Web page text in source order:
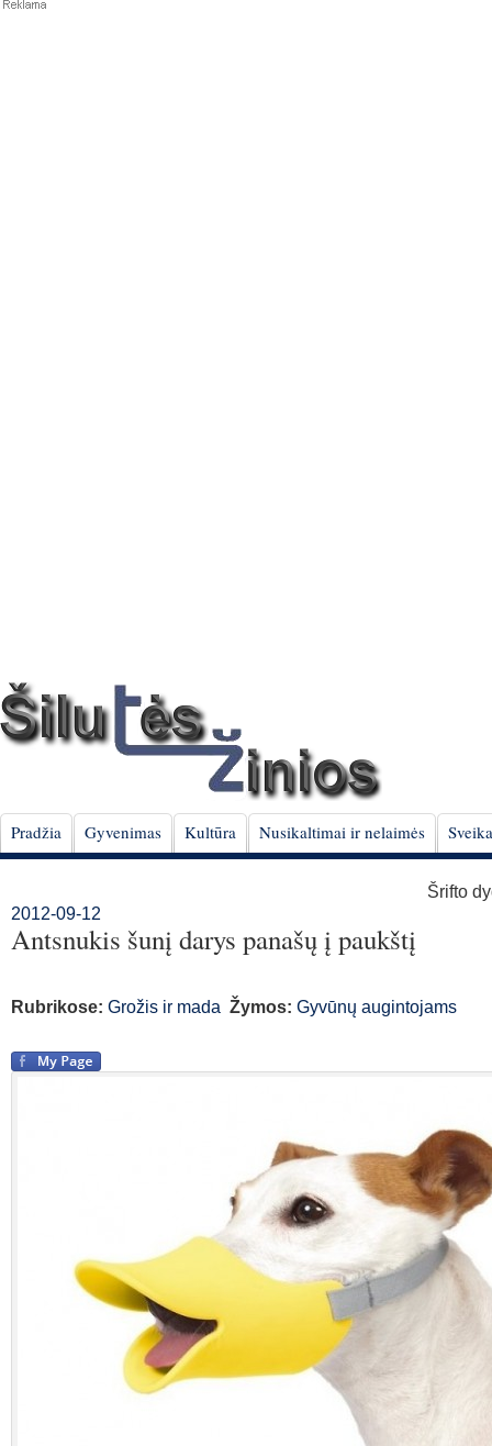
Pradžia Gyvenimas Kultūra Nusikaltimai ir nelaimės
Šrifto
2012-09-12
Antsnukis šunį darys panašų į paukštį
Rubrikose: Grožis ir mada Žymos: Gyvūnų augintojams